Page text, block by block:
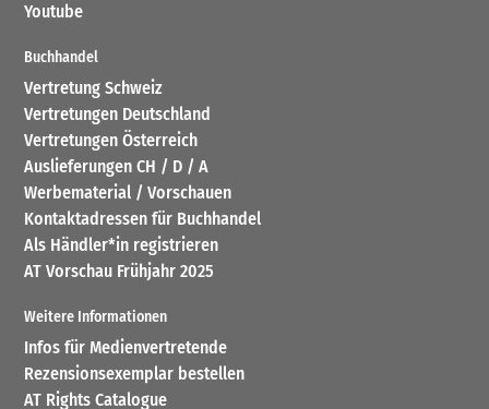
Youtube
Buchhandel
Vertretung Schweiz
Vertretungen Deutschland
Vertretungen Österreich
Auslieferungen CH / D / A
Werbematerial / Vorschauen
Kontaktadressen für Buchhandel
Als Händler*in registrieren
AT Vorschau Frühjahr 2025
Weitere Informationen
Infos für Medienvertretende
Rezensionsexemplar bestellen
AT Rights Catalogue